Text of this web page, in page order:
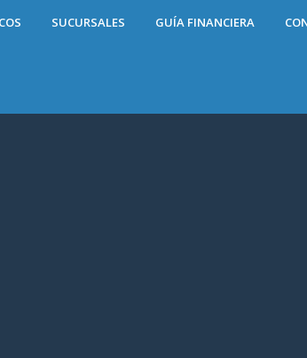
SUCURSALES GUÍA FINANCIERA